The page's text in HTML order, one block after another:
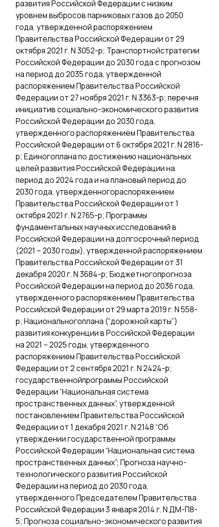
развития Российской Федерации с низким
уровнем выбросов парниковых газов до 2050
года, утвержденной распоряжением
Правительства Российской Федерации от 29
октября 2021 г. N 3052-р; Транспортнойстратегии
Российской Федерации до 2030 года с прогнозом
на период до 2035 года, утвержденной
распоряжением Правительства Российской
Федерации от 27 ноября 2021 г. N 3363-р; перечня
инициатив социально-экономического развития
Российской Федерации до 2030 года,
утвержденного распоряжением Правительства
Российской Федерации от 6 октября 2021 г. N 2816-
р; Единогоплана по достижению национальных
целей развития Российской Федерации на
период до 2024 года и на плановый период до
2030 года, утвержденногораспоряжением
Правительства Российской Федерации от 1
октября 2021 г. N 2765-р; Программы
фундаментальных научных исследований в
Российской Федерации на долгосрочный период
(2021 – 2030 годы), утвержденной распоряжением
Правительства Российской Федерации от 31
декабря 2020 г. N 3684-р; Бюджетногопрогноза
Российской Федерации на период до 2036 года,
утвержденного распоряжением Правительства
Российской Федерации от 29 марта 2019 г. N 558-
р; Национальногоплана (“дорожной карты”)
развития конкуренции в Российской Федерации
на 2021 – 2025 годы, утвержденного
распоряжением Правительства Российской
Федерации от 2 сентября 2021 г. N 2424-р;
государственнойпрограммы Российской
Федерации “Национальная система
пространственных данных”, утвержденной
постановлением Правительства Российской
Федерации от 1 декабря 2021 г. N 2148 “Об
утверждении государственной программы
Российской Федерации “Национальная система
пространственных данных”; Прогноза научно-
технологического развития Российской
Федерации на период до 2030 года,
утвержденного Председателем Правительства
Российской Федерации 3 января 2014 г. N ДМ-П8-
5; Прогноза социально-экономического развития